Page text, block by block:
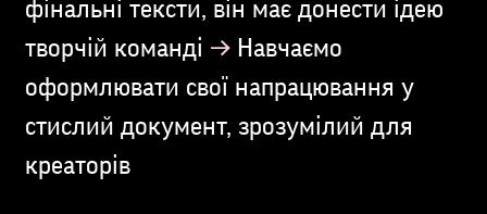
фінальні тексти, він має донести ідею
творчій команді →Навчаємо
оформлювати свої напрацювання у
стислий документ, зрозумілий для
креаторів